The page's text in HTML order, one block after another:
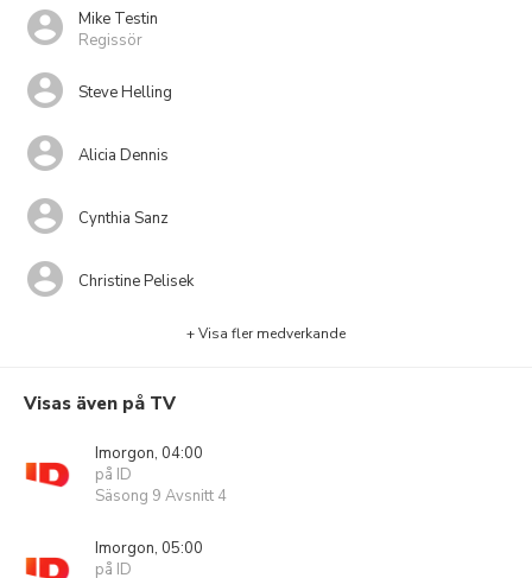
Mike Testin
Regissör
Steve Helling
Alicia Dennis
Cynthia Sanz
Christine Pelisek
+ Visa fler medverkande
Visas även på TV
Imorgon, 04:00
på ID
Säsong 9 Avsnitt 4
Imorgon, 05:00
på ID